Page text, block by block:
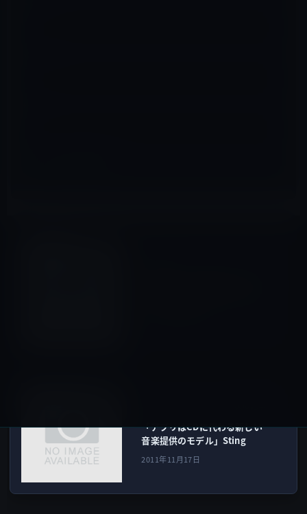
「アプリはCDに代わる新しい
音楽提供のモデル」Sting
2011年11月17日